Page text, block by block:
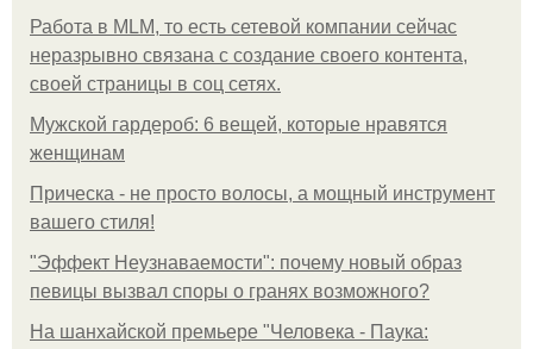
Работа в MLM, то есть сетевой компании сейчас
неразрывно связана с создание своего контента,
своей страницы в соц сетях.
Мужской гардероб: 6 вещей, которые нравятся
женщинам
Прическа - не просто волосы, а мощный инструмент
вашего стиля!
"Эффект Неузнаваемости": почему новый образ
певицы вызвал споры о гранях возможного?
На шанхайской премьере "Человека - Паука: